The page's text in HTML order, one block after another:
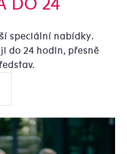
DO 24
speciální nabídky.
do 24 hodin, přesně